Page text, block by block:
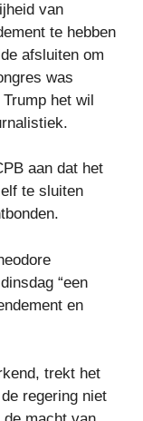
van
te hebben
afsluiten om
was
het wil
aan dat het
te sluiten
“een
en
trekt het
regering niet